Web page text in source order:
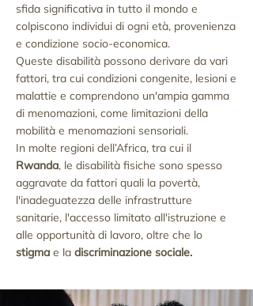
sfida significativa in tutto il mondo e
colpiscono individui di ogni età, provenienza
e condizione socio-economica.
Queste disabilità possono derivare da vari
fattori, tra cui condizioni congenite, lesioni e
malattie e comprendono un'ampia gamma
di menomazioni, come limitazioni della
mobilità e menomazioni sensoriali.
In molte regioni dell’Africa, tra cui il
Rwanda, le disabilità fisiche sono spesso
aggravate da fattori quali la povertà,
l'inadeguatezza delle infrastrutture
sanitarie, l'accesso limitato all'istruzione e
alle opportunità di lavoro, oltre che lo
stigma e la discriminazione sociale.